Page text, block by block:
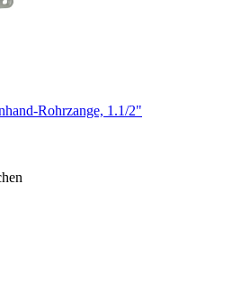
Rohrzange, 1.1/2"